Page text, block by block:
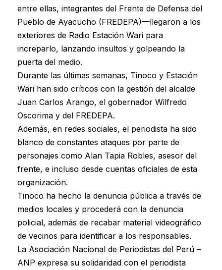
entre ellas, integrantes del Frente de Defensa del
Pueblo de Ayacucho (FREDEPA)—llegaron a los
exteriores de Radio Estación Wari para
increparlo, lanzando insultos y golpeando la
puerta del medio.
Durante las últimas semanas, Tinoco y Estación
Wari han sido críticos con la gestión del alcalde
Juan Carlos Arango, el gobernador Wilfredo
Oscorima y del FREDEPA.
Además, en redes sociales, el periodista ha sido
blanco de constantes ataques por parte de
personajes como Alan Tapia Robles, asesor del
frente, e incluso desde cuentas oficiales de esta
organización.
Tinoco ha hecho la denuncia pública a través de
medios locales y procederá con la denuncia
policial, además de recabar material videográfico
de vecinos para identificar a los responsables.
La Asociación Nacional de Periodistas del Perú –
ANP expresa su solidaridad con el periodista